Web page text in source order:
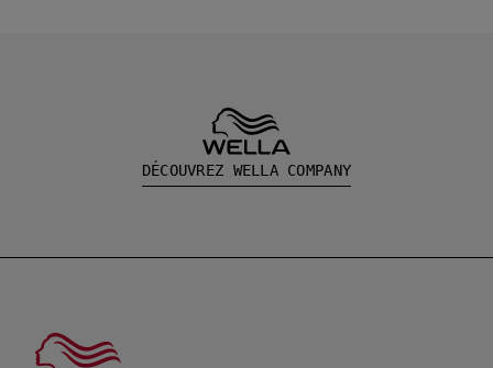
DÉCOUVREZ WELLA COMPANY